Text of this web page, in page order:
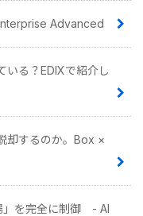
Advanced
いる？EDIXで紹介し
却するのか。Box ×
」を完全に制御 - AI